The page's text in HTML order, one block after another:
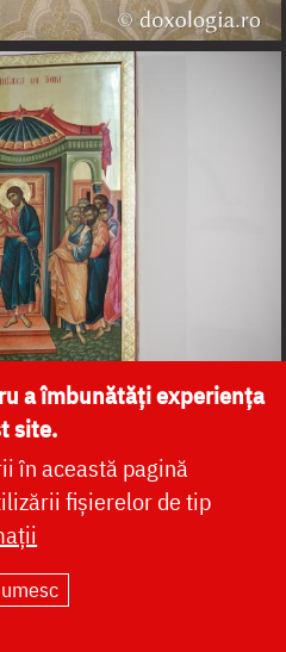
a îmbunătăți experiența
site.
în această pagină
fișierelor de tip